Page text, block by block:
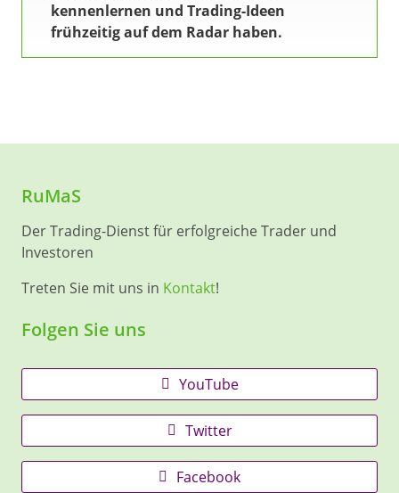
kennenlernen und Trading-Ideen
frühzeitig auf dem Radar haben.
RuMaS
Der Trading-Dienst für erfolgreiche Trader und
Investoren
Treten Sie mit uns in Kontakt!
Folgen Sie uns
YouTube
Twitter
Facebook